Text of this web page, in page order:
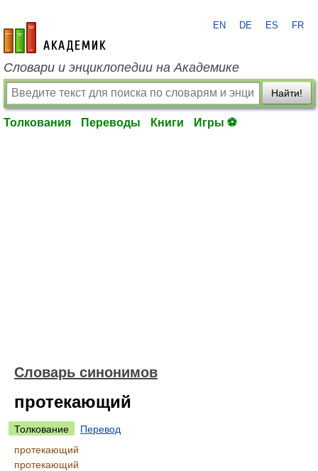
academic.ru
EN DE ES FR
Словари и энциклопедии на Академике
Найти!
Толкования Переводы Книги Игры ⚽
Словарь синонимов
протекающий
Толкование
Перевод
протекающий
протекающий